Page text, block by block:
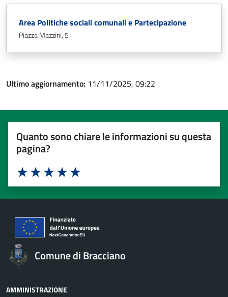
Area Politiche sociali comunali e Partecipazione
Piazza Mazzini, 5
Ultimo aggiornamento: 11/11/2025, 09:22
Quanto sono chiare le informazioni su questa
pagina?
Valuta 5 stelle su 5
Valuta 4 stelle su 5
Valuta 3 stelle su 5
Valuta 2 stelle su 5
Valuta 1 stelle su 5
Comune di Bracciano
AMMINISTRAZIONE